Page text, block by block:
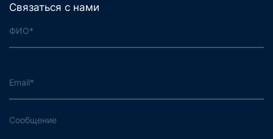
Связаться с нами